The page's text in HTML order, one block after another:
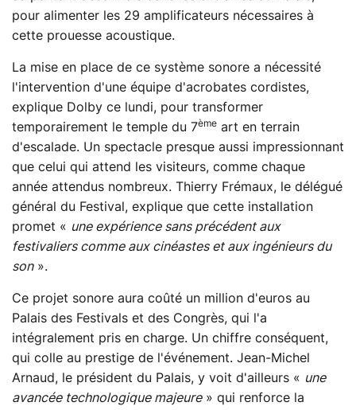
pour alimenter les 29 amplificateurs nécessaires à
cette prouesse acoustique.
La mise en place de ce système sonore a nécessité
l'intervention d'une équipe d'acrobates cordistes,
explique Dolby ce lundi, pour transformer
temporairement le temple du 7ème art en terrain
d'escalade. Un spectacle presque aussi impressionnant
que celui qui attend les visiteurs, comme chaque
année attendus nombreux. Thierry Frémaux, le délégué
général du Festival, explique que cette installation
promet « une expérience sans précédent aux
festivaliers comme aux cinéastes et aux ingénieurs du
son».
Ce projet sonore aura coûté un million d'euros au
Palais des Festivals et des Congrès, qui l'a
intégralement pris en charge. Un chiffre conséquent,
qui colle au prestige de l'événement. Jean-Michel
Arnaud, le président du Palais, y voit d'ailleurs « une
avancée technologique majeure» qui renforce la